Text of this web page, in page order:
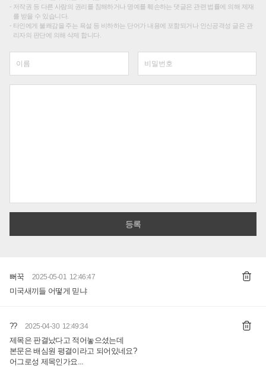
저작권 등 다른 사람의 권리를 침해하거나 명예를 훼손하는 댓글은 관련 법률에 의해 제재
를 받을 수 있습니다.
타인에게 불쾌감을 주는 욕설 등 비하하는 단어가 내용에 포함되거나 인신공격성 글은 관
리자의 판단에 의해 삭제 합니다.
뻐꾹 2025-05-01 12:46:47
미국새끼들 어떻게 믿냐
?? 2025-04-30 12:49:34
제목은 판결났다고 적어놓으셨는데
본문은 배심원 평결이라고 되어있네요?
어그로성 제목인가요...